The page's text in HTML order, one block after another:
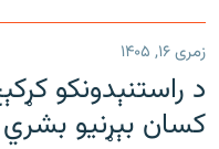
زمری ۱۶, ۱۴۰۵
کسان بېړنیو بشري